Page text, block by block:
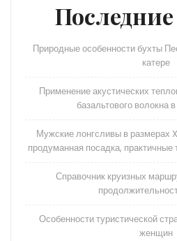
Природные особенности бухты
катере
Применение акустических
базальтового волокна
Мужские лонгсливы в размерах
продуманная посадка, практичные
Справочник круизных
Особенности туристической
женщин